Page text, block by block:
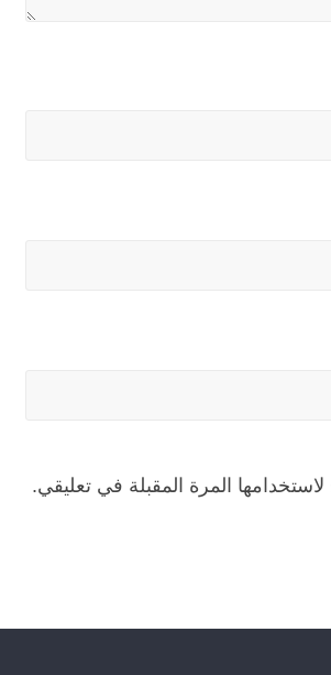
المرة المقبلة في تعليقي.